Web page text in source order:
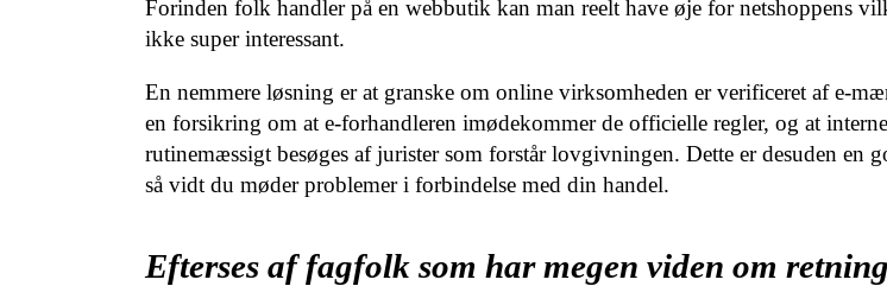
Forinden folk handler på en webbutik kan man reelt have øje for netshoppens
ikke super interessant.
En nemmere løsning er at granske om online virksomheden er verificeret af e-
en forsikring om at e-forhandleren imødekommer de officielle regler, og at
rutinemæssigt besøges af jurister som forstår lovgivningen. Dette er desuden en
så vidt du møder problemer i forbindelse med din handel.
Efterses af fagfolk som har megen viden om